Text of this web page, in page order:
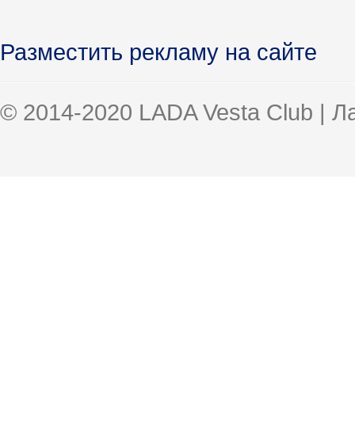
Разместить рекламу на сайте
© 2014-2020 LADA Vesta Club |